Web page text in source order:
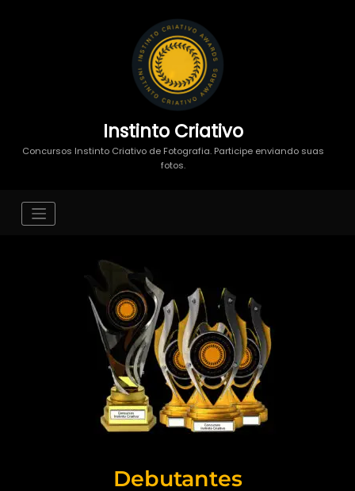
Instinto Criativo
Concursos Instinto Criativo de Fotografia. Participe enviando suas
fotos.
Debutantes